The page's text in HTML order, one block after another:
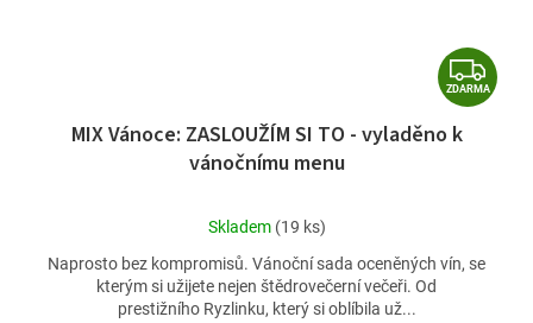
Z
D
ZDARMA
MIX Vánoce: ZASLOUŽÍM SI TO - vyladěno k
vánočnímu menu
Průměrné
produktu
je
4,9
Skladem (19 ks)
Naprosto bez kompromisů. Vánoční sada oceněných vín, se
kterým si užijete nejen štědrovečerní večeři. Od
prestižního Ryzlinku, který si oblíbila už...